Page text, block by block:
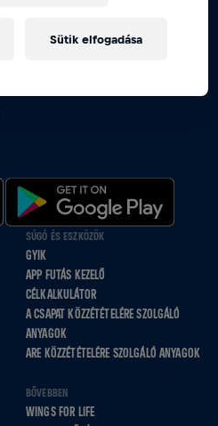
SÚGÓ ÉS ESZKÖZÖK
GYIK
APP FUTÁS KEZELŐ
CÉLKALKULÁTOR
A CSAPAT KÖZZÉTÉTELÉRE SZOLGÁLÓ
ANYAGOK
ARE KÖZZÉTÉTELÉRE SZOLGÁLÓ ANYAGOK
BŐVEBBEN
WINGS FOR LIFE
Sütik elfogadása